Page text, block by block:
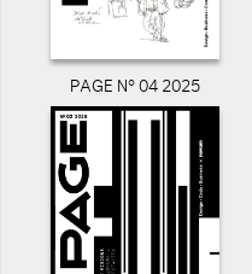
PAGE N° 04 2025